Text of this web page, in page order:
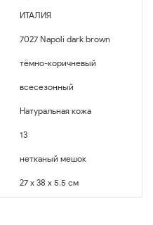
ИТАЛИЯ
7027 Napoli dark brown
тёмно-коричневый
всесезонный
Натуральная кожа
13
нетканый мешок
27 x 38 x 5.5 см